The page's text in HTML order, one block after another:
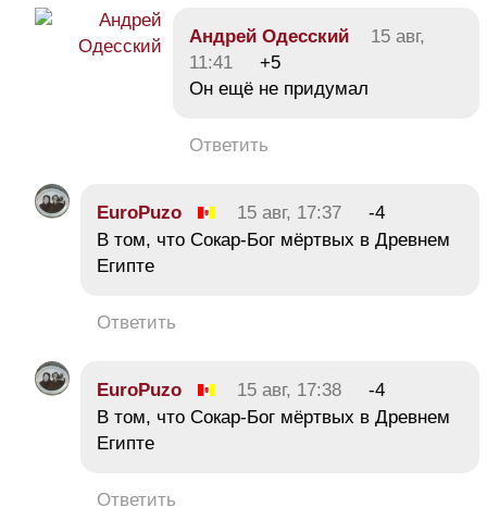
Андрей Одесский
15 авг,
11:41
+5
Он ещё не придумал
Ответить
EuroPuzo 15 авг, 17:37
-4
В том, что Сокар-Бог мёртвых в Древнем
Египте
Ответить
EuroPuzo 15 авг, 17:38
-4
В том, что Сокар-Бог мёртвых в Древнем
Египте
Ответить